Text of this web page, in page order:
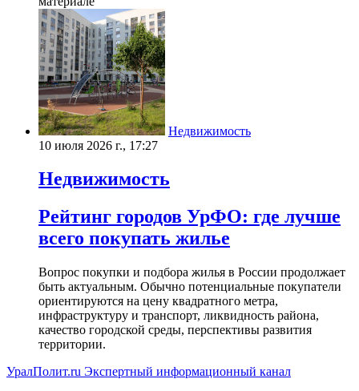
Недвижимость
10 июля 2026 г., 17:27
Недвижимость
Рейтинг городов УрФО: где лучше
всего покупать жилье
Вопрос покупки и подбора жилья в России продолжает
быть актуальным. Обычно потенциальные покупатели
ориентируются на цену квадратного метра,
инфраструктуру и транспорт, ликвидность района,
качество городской среды, перспективы развития
территории.
УралПолит.ru Экспертный информационный канал